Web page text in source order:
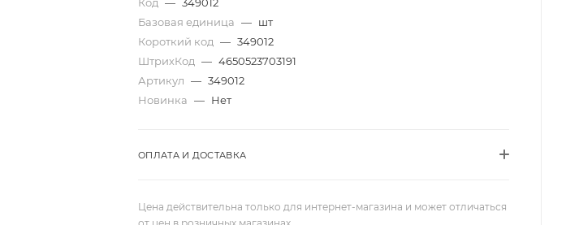
Базовая единица — шт
Короткий код — 349012
ШтрихКод — 4650523703191
Артикул — 349012
Новинка — Нет
ОПЛАТА И ДОСТАВКА
Цена действительна только для интернет-магазина и может отличаться